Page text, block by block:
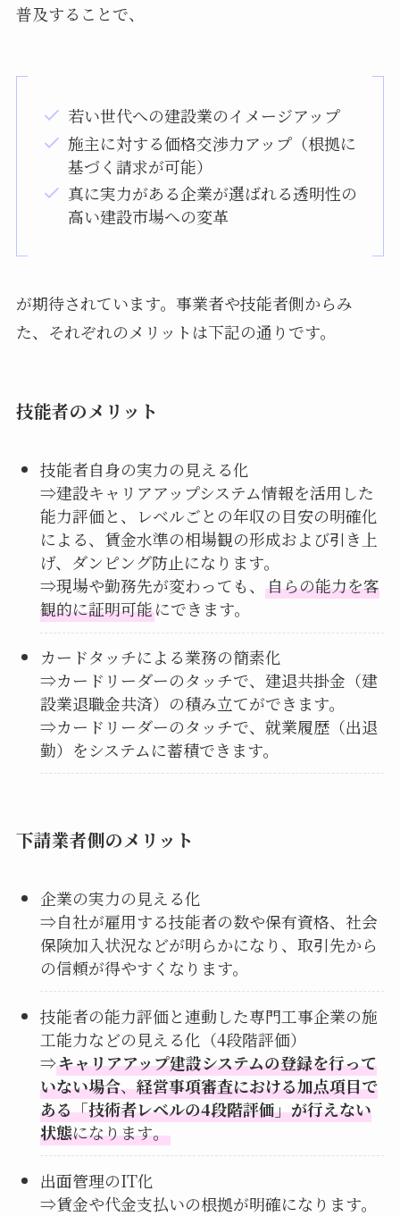
普及することで、
若い世代への建設業のイメージアップ
施主に対する価格交渉力アップ（根拠に
基づく請求が可能）
真に実力がある企業が選ばれる透明性の
高い建設市場への変革
が期待されています。事業者や技能者側からみ
た、それぞれのメリットは下記の通りです。
技能者のメリット
技能者自身の実力の見える化
⇒建設キャリアアップシステム情報を活用した
能力評価と、レベルごとの年収の目安の明確化
による、賃金水準の相場観の形成および引き上
げ、ダンピング防止になります。
⇒現場や勤務先が変わっても、 自らの能力を客
観的に証明可能にできます。
カードタッチによる業務の簡素化
⇒カードリーダーのタッチで、建退共掛金（建
設業退職金共済）の積み立てができます。
⇒カードリーダーのタッチで、就業履歴（出退
勤）をシステムに蓄積できます。
下請業者側のメリット
企業の実力の見える化
⇒自社が雇用する技能者の数や保有資格、社会
保険加入状況などが明らかになり、取引先から
の信頼が得やすくなります。
技能者の能力評価と連動した専門工事企業の施
工能力などの見える化（4段階評価）
⇒キャリアアップ建設システムの登録を行って
いない場合、経営事項審査における加点項目で
ある「技術者レベルの4段階評価」が行えない
状態になります。
出面管理のIT化
⇒賃金や代金支払いの根拠が明確になります。